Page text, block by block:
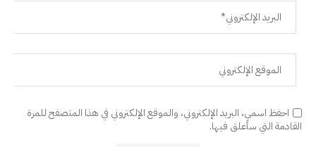
احفظ اسمي، البريد الإلكتروني، والموقع الإلكتروني في هذا المتصفح للمرة
القادمة التي سأعلق فيها.